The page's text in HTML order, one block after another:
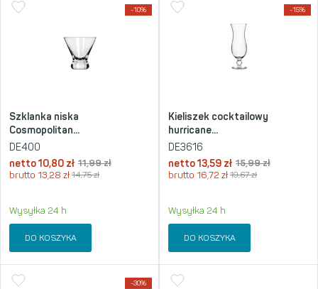
-10%
Szklanka niska
Cosmopolitan...
DE400
netto10,80 zł 11,99zł
brutto 13,28 zł 14,75zł
Wysyłka 24 h
DO KOSZYKA
-15%
Kieliszek cocktailowy
hurricane...
DE3616
netto13,59 zł 15,99zł
brutto 16,72 zł 19,67zł
Wysyłka 24 h
DO KOSZYKA
-30%